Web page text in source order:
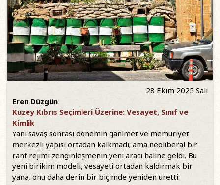
28 Ekim 2025 Salı
Eren Düzgün
Kuzey Kıbrıs Seçimleri Üzerine: Vesayet, Sınıf ve
Kimlik
Yani savaş sonrası dönemin ganimet ve memuriyet
merkezli yapısı ortadan kalkmadı; ama neoliberal bir
rant rejimi zenginleşmenin yeni aracı haline geldi. Bu
yeni birikim modeli, vesayeti ortadan kaldırmak bir
yana, onu daha derin bir biçimde yeniden üretti.